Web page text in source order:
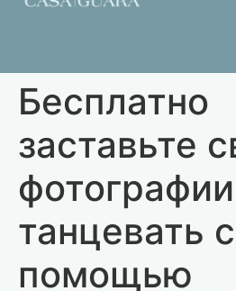
Бесплатно
заставьте
фотографии
танцевать с
помощью